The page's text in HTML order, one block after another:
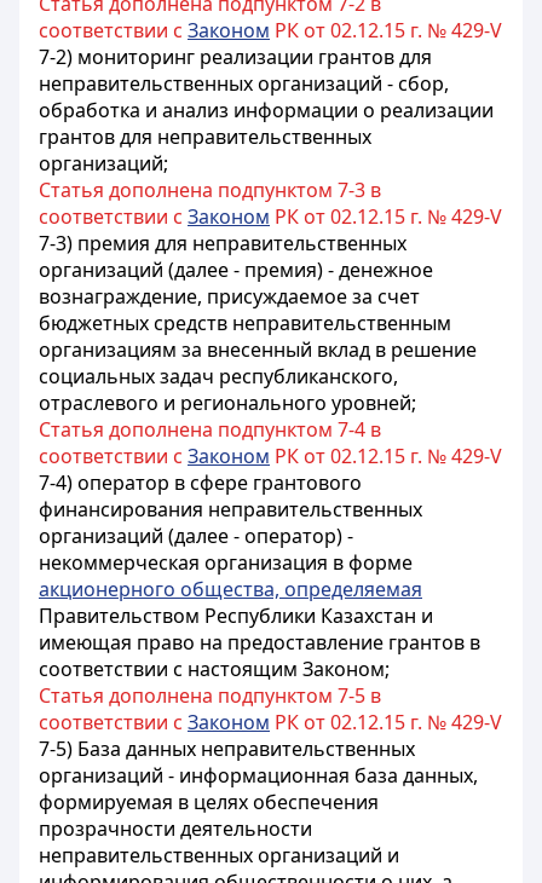
соответствии с Законом РК от 02.12.15 г. № 429-V
7-2) мониторинг реализации грантов для
неправительственных организаций - сбор,
обработка и анализ информации о реализации
грантов для неправительственных
организаций;
Статья дополнена подпунктом 7-3 в
соответствии с Законом РК от 02.12.15 г. № 429-V
7-3) премия для неправительственных
организаций (далее - премия) - денежное
вознаграждение, присуждаемое за счет
бюджетных средств неправительственным
организациям за внесенный вклад в решение
социальных задач республиканского,
отраслевого и регионального уровней;
Статья дополнена подпунктом 7-4 в
соответствии с Законом РК от 02.12.15 г. № 429-V
7-4) оператор в сфере грантового
финансирования неправительственных
организаций (далее - оператор) -
некоммерческая организация в форме
акционерного общества, определяемая
Правительством Республики Казахстан и
имеющая право на предоставление грантов в
соответствии с настоящим Законом;
Статья дополнена подпунктом 7-5 в
соответствии с Законом РК от 02.12.15 г. № 429-V
7-5) База данных неправительственных
организаций - информационная база данных,
формируемая в целях обеспечения
прозрачности деятельности
неправительственных организаций и